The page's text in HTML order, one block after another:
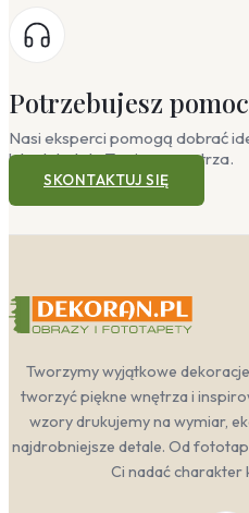
Potrzebujesz
Nasi eksperci pomogą dobrać
lub plakat do Twojego wnętrza.
SKONTAKTUJ SIĘ
Tworzymy wyjątkowe
tworzyć piękne wnętrza i
wzory drukujemy na wymiar,
najdrobniejsze detale. Od
Ci nadać charakter